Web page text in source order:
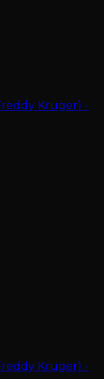
Kruger) -
Kruger) -